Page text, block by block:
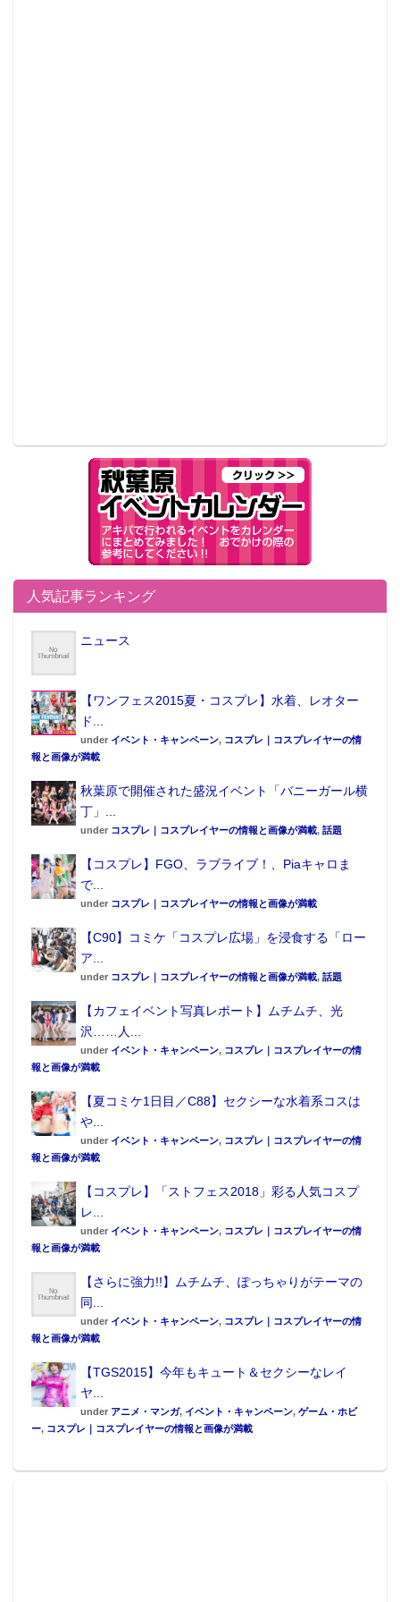
人気記事ランキング
ニュース
【ワンフェス2015夏・コスプレ】水着、レオター
ド...
under イベント・キャンペーン, コスプレ｜コスプレイヤーの情
報と画像が満載
秋葉原で開催された盛況イベント「バニーガール横
丁」...
under コスプレ｜コスプレイヤーの情報と画像が満載, 話題
【コスプレ】FGO、ラブライブ！、Piaキャロま
で...
under コスプレ｜コスプレイヤーの情報と画像が満載
【C90】コミケ「コスプレ広場」を浸食する「ロー
ア...
under コスプレ｜コスプレイヤーの情報と画像が満載, 話題
【カフェイベント写真レポート】ムチムチ、光
沢……人...
under イベント・キャンペーン, コスプレ｜コスプレイヤーの情
報と画像が満載
【夏コミケ1日目／C88】セクシーな水着系コスは
や...
under イベント・キャンペーン, コスプレ｜コスプレイヤーの情
報と画像が満載
【コスプレ】「ストフェス2018」彩る人気コスプ
レ...
under イベント・キャンペーン, コスプレ｜コスプレイヤーの情
報と画像が満載
【さらに強力!!】ムチムチ、ぽっちゃりがテーマの
同...
under イベント・キャンペーン, コスプレ｜コスプレイヤーの情
報と画像が満載
【TGS2015】今年もキュート＆セクシーなレイ
ヤ...
under アニメ・マンガ, イベント・キャンペーン, ゲーム・ホビ
ー, コスプレ｜コスプレイヤーの情報と画像が満載